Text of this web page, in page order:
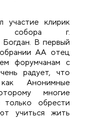
участие клирик
собора г.
Богдан. В первый
АА отец
форумчанам с
радует, что
Анонимные
многие
обрести
учиться жить